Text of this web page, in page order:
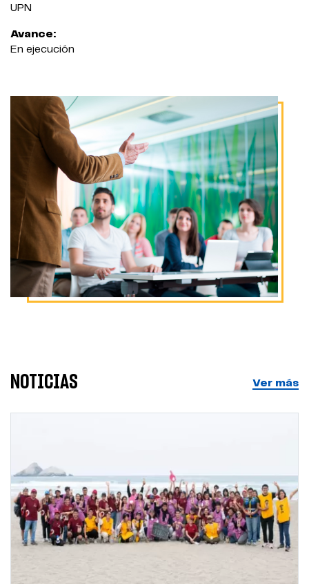
UPN
Avance:
En ejecución
NOTICIAS Ver más